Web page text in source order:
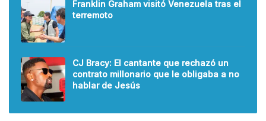
Franklin Graham visitó Venezuela tras el
terremoto
CJ Bracy: El cantante que rechazó un
contrato millonario que le obligaba a no
hablar de Jesús